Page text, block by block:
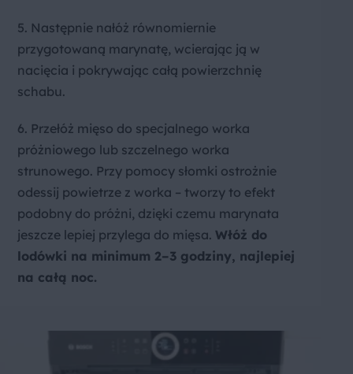
5. Następnie nałóż równomiernie
przygotowaną marynatę, wcierając ją w
nacięcia i pokrywając całą powierzchnię
schabu.
6. Przełóż mięso do specjalnego worka
próżniowego lub szczelnego worka
strunowego. Przy pomocy słomki ostrożnie
odessij powietrze z worka – tworzy to efekt
podobny do próżni, dzięki czemu marynata
jeszcze lepiej przylega do mięsa. Włóż do
lodówki na minimum 2–3 godziny, najlepiej
na całą noc.